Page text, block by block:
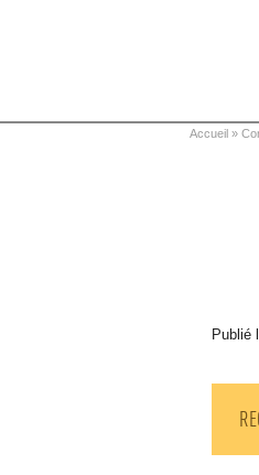
Vous êtes ici
Accueil »
Publié